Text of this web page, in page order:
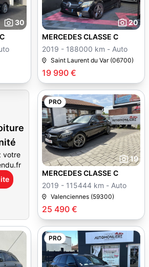
30
C
km - Auto
20
19 990 €
MERCEDES CLASSE C
2019 - 188000 km - Auto
Saint Laurent du Var (06700)
votre
PRO
19
25 490 €
MERCEDES CLASSE C
2019 - 115444 km - Auto
Valenciennes (59300)
PRO